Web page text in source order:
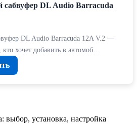
сабвуфер DL Audio Barracuda
DL Audio Barracuda 12A V.2 —
кто хочет добавить в автомоб…
выбор, установка, настройка